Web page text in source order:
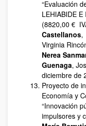
“Evaluación
LEHIABIDE E
(8820,00 €
Castellanos,
Virginia
Nerea
Guenaga,
diciembre de
Proyecto de
Economía y
“Innovación
impulsores y